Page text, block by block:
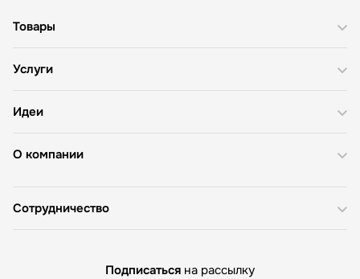
О компании
Товары
Услуги
Идеи
Сотрудничество
Подписаться на рассылку